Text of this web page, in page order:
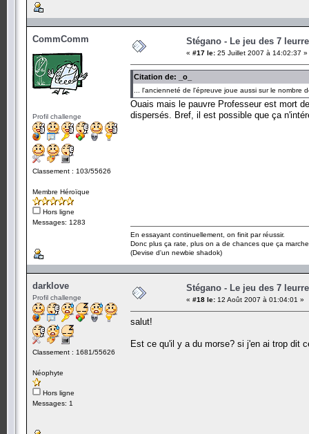
CommComm
Profil challenge
Classement : 103/55626
Membre Héroïque
Hors ligne
Messages: 1283
Stégano - Le jeu des 7
« #17 le: 25 Juillet 2007 à 14:02:37 »
Citation de: _o_
... l'ancienneté de l'épreuve joue aussi sur le nombre
Ouais mais le pauvre Professeur est mort
dispersés. Bref, il est possible que ça
En essayant continuellement, on finit par réussir.
Donc plus ça rate, plus on a de chances que ça
(Devise d'un newbie shadok)
darklove
Profil challenge
Classement : 1681/55626
Néophyte
Hors ligne
Messages: 1
Stégano - Le jeu des 7
« #18 le: 12 Août 2007 à 01:04:01 »
salut!
Est ce qu'il y a du morse? si j'en ai trop dit